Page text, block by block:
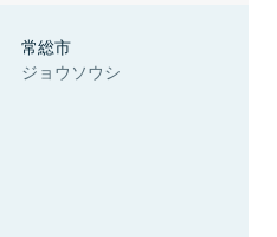
常総市
ジョウソウシ